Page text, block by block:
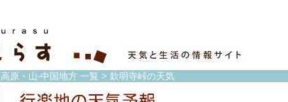
高原・山-中国地方 一覧 > 欽明寺峠の天気